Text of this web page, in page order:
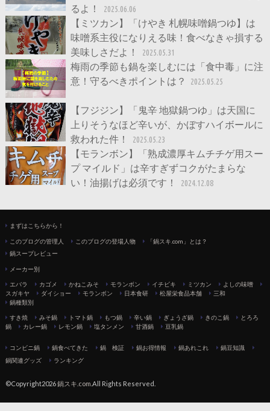
るよ！
2025.06.06
【ミツカン】「けやき 札幌味噌鍋つゆ】は
味噌系主役になりえる味！食べなきゃ損する
美味しさだよ！
2025.05.31
梅雨の季節も鍋を楽しむには「食中毒」に注
意！守るべきポイントは？
2025.05.25
【フジジン】「鬼辛 地獄鍋つゆ」は天国に
上りそうなほど辛いが、かぼすハイボールに
救われた件！
2025.05.23
【モランボン】「熟成濃厚キムチチゲ用スー
プ マイルド」は辛すぎずコクがたまらな
い！油揚げは必須です！
2024.12.08
まずはこちらから！
このブログの管理人 このブログの登場人物
「鍋スキ.com」とは？
鍋スープレビュー
メーカー別
エバラ カゴメ かねこみそ モランボン イチビキ ミツカン
よしの味噌
スガキヤ
ダイショー モランボン 日本食研 松屋栄食品本舗
三和
鍋種類別
すき焼 みそ鍋 トマト鍋 もつ鍋 辛い鍋 ぎょうざ鍋 きのこ鍋
とろろ
鍋
カレー鍋 レモン鍋 塩タンメン 甘酒鍋 豆乳鍋
コンビニ鍋 鍋食べてきた 鍋 検証 鍋お得情報 鍋あれこれ
鍋豆知識
鍋関連グッズ
ランキング
©Copyright2026鍋スキ.com .All Rights Reserved.